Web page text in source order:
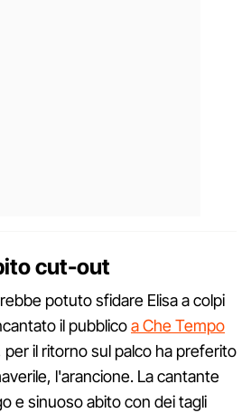
cut-out
potuto sfidare Elisa a colpi
il pubblicoa Che Tempo
per il ritorno sul palco ha preferito
l'arancione. La cantante
e sinuoso abito con dei tagli